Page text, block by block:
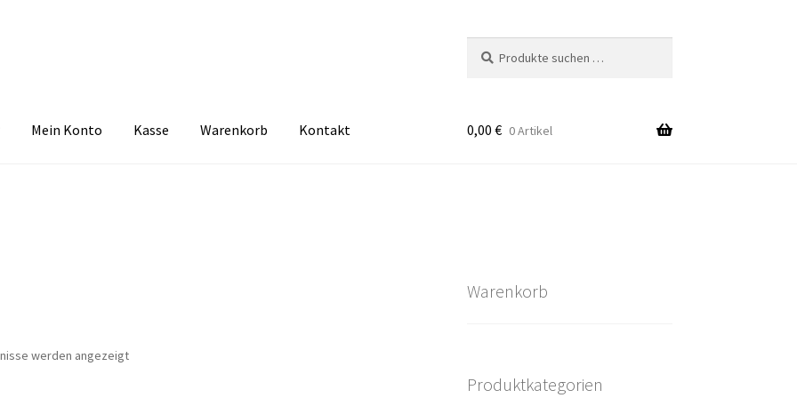
nach:
Mein Konto Kasse Warenkorb Kontakt 0,00 € 0 Artikel
werden angezeigtNach
Warenkorb
Produktkategorien